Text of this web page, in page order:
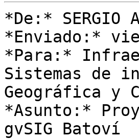
*De:* SERGIO
*Enviado:*
*Para:*
Sistemas de
Geográfica y
*Asunto:*
gvSIG Batoví